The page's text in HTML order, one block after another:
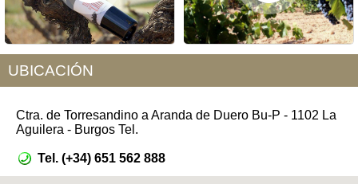
UBICACIÓN
Ctra. de Torresandino a Aranda de Duero Bu-P - 1102 La
Aguilera - Burgos Tel.
Tel. (+34) 651 562 888